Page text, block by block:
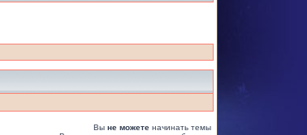
Вы не можете начинать темы